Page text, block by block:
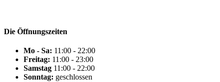
Die Öffnungszeiten
Mo - Sa: 11:00 - 22:00
Freitag: 11:00 - 23:00
Samstag 11:00 - 22:00
Sonntag: geschlossen